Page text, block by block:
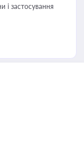
і застосування